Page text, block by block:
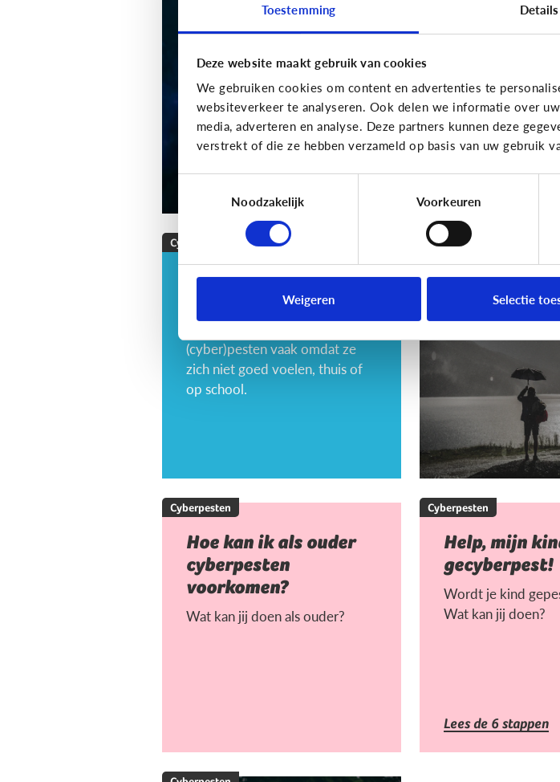
Toestemming Details
Deze website maakt gebruik van cookies
We gebruiken cookies om content en advertenties te
websiteverkeer te analyseren. Ook delen we informatie over
media, adverteren en analyse. Deze partners kunnen deze
verstrekt of die ze hebben verzameld op basis van uw gebruik
Noodzakelijk
Voorkeuren
Weigeren Selectie
Welke tieners lopen
een groter risico op
cyberpesten?
Zijn het
kinderen die
gewoon
Cyberpesten
Wat als … mijn kind
zelf cyberpest?
(cyber)pesten vaak omdat ze
zich niet goed voelen, thuis of
op school.
Cyberpesten
Hoe kan ik
dat mijn kind
wordt?
Cyberpesten
Hoe kan ik als ouder
cyberpesten
voorkomen?
Wat kan jij doen als ouder?
Cyberpesten
Help, mijn
gecyberpest!
Wordt je kind
Wat kan jij doen?
Lees de 6 stappen